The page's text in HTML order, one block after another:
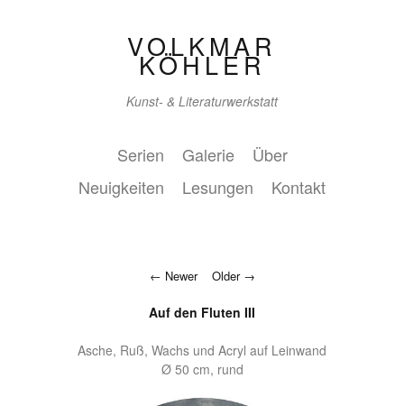
VOLKMAR
KÖHLER
Kunst- & Literaturwerkstatt
Serien Galerie
Über
Neuigkeiten
Lesungen Kontakt
Newer Older
Auf den Fluten III
Asche, Ruß, Wachs und Acryl auf Leinwand
Ø 50 cm, rund